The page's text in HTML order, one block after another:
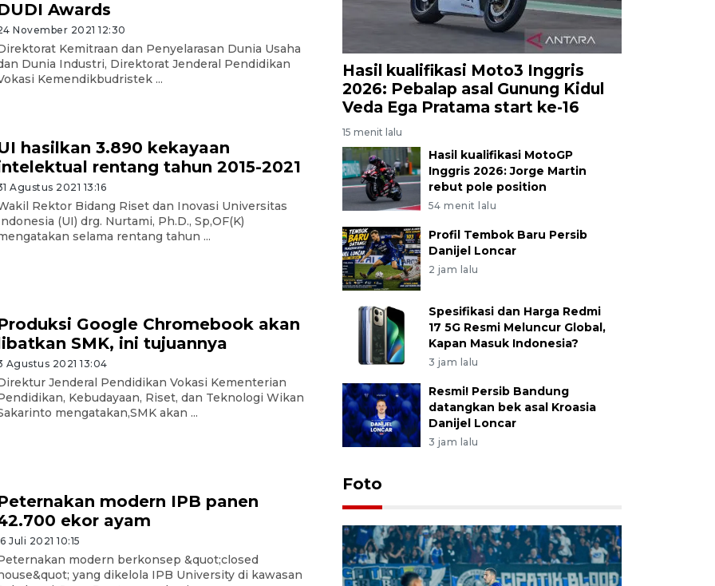
Awards
November 2021 12:30
Kemitraan dan Penyelarasan Dunia Usaha
Dunia Industri, Direktorat Jenderal Pendidikan
Kemendikbudristek ...
hasilkan 3.890 kekayaan
rentang tahun 2015-2021
Agustus 2021 13:16
Rektor Bidang Riset dan Inovasi Universitas
(UI) drg. Nurtami, Ph.D., Sp,OF(K)
selama rentang tahun ...
Google Chromebook akan
SMK, ini tujuannya
Agustus 2021 13:04
Jenderal Pendidikan Vokasi Kementerian
Kebudayaan, Riset, dan Teknologi Wikan
mengatakan,SMK akan ...
modern IPB panen
ekor ayam
Juli 2021 10:15
modern berkonsep &quot;closed
yang dikelola IPB University di kawasan
Hasil kualifikasi Moto3 Inggris
2026: Pebalap asal Gunung Kidul
Veda Ega Pratama start ke-16
15 menit lalu
Hasil kualifikasi MotoGP
Inggris 2026: Jorge Martin
rebut pole position
54 menit lalu
Profil Tembok Baru Persib
Danijel Loncar
2 jam lalu
Spesifikasi dan Harga Redmi
17 5G Resmi Meluncur Global,
Kapan Masuk Indonesia?
3 jam lalu
Resmi! Persib Bandung
datangkan bek asal Kroasia
Danijel Loncar
3 jam lalu
Foto